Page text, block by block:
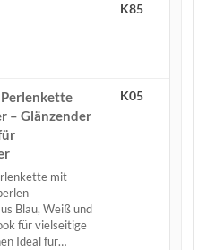
K85
– Glänzender
mit
Blau, Weiß und
für vielseitige
Ideal für…
K05